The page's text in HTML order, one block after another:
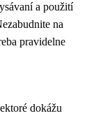
a použití
na
pravidelne
dokážu